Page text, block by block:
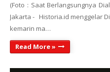
(Foto : Saat Berlangsungnya
Jakarta - Historia.id menggelar
kemarin ma…
Read More »